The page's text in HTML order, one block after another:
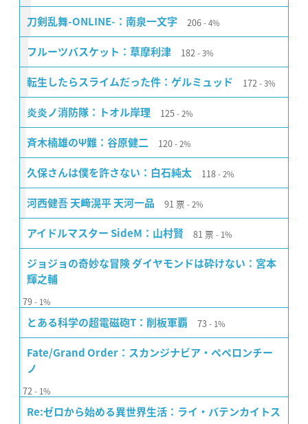
刀剣乱舞-ONLINE-：南泉一文字 206 4%
フルーツバスケット：草摩利津 182 3%
転生したらスライムだった件：ゲルミュッド 172 3%
炎炎ノ消防隊：トオル岸理 125 2%
斉木楠雄のΨ難：谷原健二 120 2%
久保さんは僕を許さない：白石純太 118 2%
河西健吾 天﨑滉平 天河一品 91 票 2%
アイドルマスター SideM：山村賢 81 票 1%
ジョジョの奇妙な冒険 ダイヤモンドは砕けない：宮本
輝之輔
79 1%
とある科学の超電磁砲T：削板軍覇 73 1%
Fate/Grand Order：スカンジナビア・ペペロンチー
ノ
72 1%
Re:ゼロから始める異世界生活：ライ・バテンカイトス